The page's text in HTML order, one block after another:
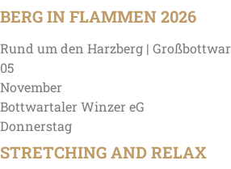
BERG IN FLAMMEN 2026
Rund um den Harzberg | Großbottwar
05
November
Bottwartaler Winzer eG
Donnerstag
STRETCHING AND RELAX